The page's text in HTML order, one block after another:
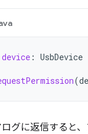
device : UsbDevice
(
グに返信すると